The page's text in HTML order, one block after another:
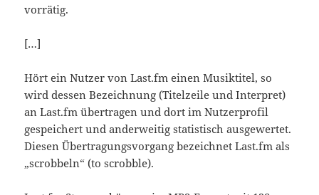
vorrätig.
[…]
Hört ein Nutzer von Last.fm einen Musiktitel, so
wird dessen Bezeichnung (Titelzeile und Interpret)
an Last.fm übertragen und dort im Nutzerprofil
gespeichert und anderweitig statistisch ausgewertet.
Diesen Übertragungsvorgang bezeichnet Last.fm als
„scrobbeln“ (to scrobble).